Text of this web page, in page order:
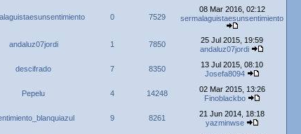
0 7529
08 Mar 2016, 02:12
sermalaguistaesunsentimiento
andaluz07jordi 1 7850
25 Jul 2015, 19:59
andaluz07jordi
descifrado 7 8350
13 Jul 2015, 08:10
Josefa8094
Pepelu 4 14248
02 Mar 2015, 13:26
Finoblackbo
9 8261
21 Jun 2014, 18:18
yazminwse